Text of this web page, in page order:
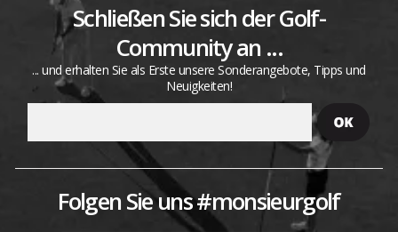
Schließen Sie sich der Golf-
Community an ...
... und erhalten Sie als Erste unsere Sonderangebote, Tipps und
Neuigkeiten!
Folgen Sie uns #monsieurgolf